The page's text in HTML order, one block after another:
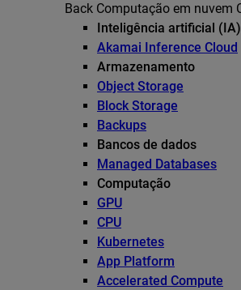
Back Computação em nuvem
Inteligência artificial (IA)
Akamai Inference Cloud
Armazenamento
Object Storage
Block Storage
Backups
Bancos de dados
Managed Databases
Computação
GPU
CPU
Kubernetes
App Platform
Accelerated Compute